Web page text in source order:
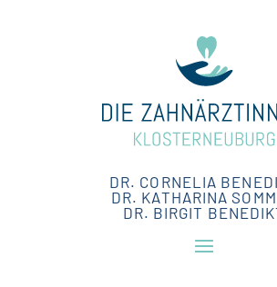
DR. CORNELIA
DR. KATHARINA
DR. BIRGIT